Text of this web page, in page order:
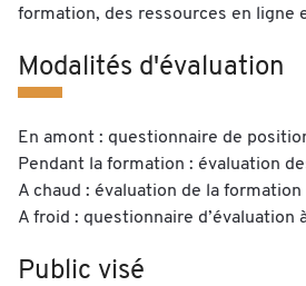
formation, des ressources en ligne
Modalités d'évaluation
En amont : questionnaire de
Pendant la formation : évaluation
A chaud : évaluation de la formation
A froid : questionnaire d’évaluation
Public visé